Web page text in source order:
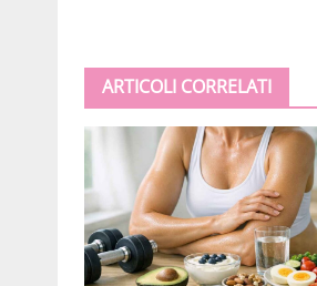
ARTICOLI CORRELATI